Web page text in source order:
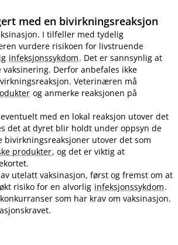
med en bivirkningsreaksjon
I tilfeller med tydelig
vurdere risikoen for livstruende
infeksjonssykdom. Det er sannsynlig at
Derfor anbefales ikke
Veterinæren må
og anmerke reaksjonen på
med en lokal reaksjon utover det
det at dyret blir holdt under oppsyn de
utover det som
produkter, og det er viktig at
utelatt vaksinasjon, først og fremst om at
risiko for en alvorlig infeksjonssykdom.
som har krav om vaksinasjon.